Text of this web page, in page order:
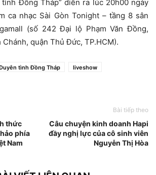
tình Đồng Tháp” diễn ra lúc 20h00 ngày
ca nhạc Sài Gòn Tonight – tầng 8 sân
(số 242 Đại lộ Phạm Văn Đồng,
quận Thủ Đức, TP.HCM).
tình Đồng Tháp
liveshow
thức
phía
Nam
Bài tiếp theo
Câu chuyện kinh doanh Hapi
đầy nghị lực của cô sinh viên
Nguyễn Thị Hòa